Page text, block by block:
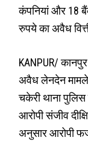
कंपनियां और 18
रुपये का अवैध
KANPUR/
अवैध लेनदेन
चकेरी थाना
आरोपी संजीव
अनुसार आरोपी